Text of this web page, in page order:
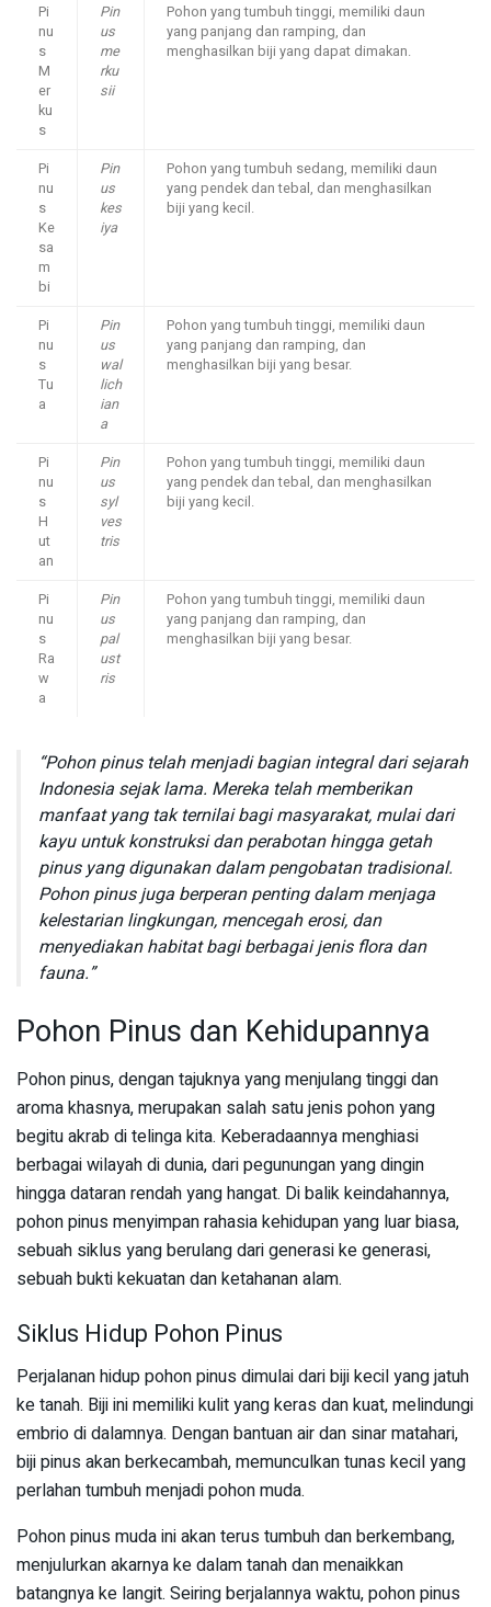
Pi
nu
s
M
er
ku
s
Pin
us
me
rku
sii
Pohon yang tumbuh tinggi, memiliki daun
yang panjang dan ramping, dan
menghasilkan biji yang dapat dimakan.
Pi
nu
s
Ke
sa
m
bi
Pin
us
kes
iya
Pohon yang tumbuh sedang, memiliki daun
yang pendek dan tebal, dan menghasilkan
biji yang kecil.
Pi
nu
s
Tu
a
Pin
us
wal
lich
ian
a
Pohon yang tumbuh tinggi, memiliki daun
yang panjang dan ramping, dan
menghasilkan biji yang besar.
Pi
nu
s
H
ut
an
Pin
us
syl
ves
tris
Pohon yang tumbuh tinggi, memiliki daun
yang pendek dan tebal, dan menghasilkan
biji yang kecil.
Pi
nu
s
Ra
w
a
Pin
us
pal
ust
ris
Pohon yang tumbuh tinggi, memiliki daun
yang panjang dan ramping, dan
menghasilkan biji yang besar.
“Pohon pinus telah menjadi bagian integral dari sejarah
Indonesia sejak lama. Mereka telah memberikan
manfaat yang tak ternilai bagi masyarakat, mulai dari
kayu untuk konstruksi dan perabotan hingga getah
pinus yang digunakan dalam pengobatan tradisional.
Pohon pinus juga berperan penting dalam menjaga
kelestarian lingkungan, mencegah erosi, dan
menyediakan habitat bagi berbagai jenis flora dan
fauna.”
Pohon Pinus dan Kehidupannya
Pohon pinus, dengan tajuknya yang menjulang tinggi dan
aroma khasnya, merupakan salah satu jenis pohon yang
begitu akrab di telinga kita. Keberadaannya menghiasi
berbagai wilayah di dunia, dari pegunungan yang dingin
hingga dataran rendah yang hangat. Di balik keindahannya,
pohon pinus menyimpan rahasia kehidupan yang luar biasa,
sebuah siklus yang berulang dari generasi ke generasi,
sebuah bukti kekuatan dan ketahanan alam.
Siklus Hidup Pohon Pinus
Perjalanan hidup pohon pinus dimulai dari biji kecil yang jatuh
ke tanah. Biji ini memiliki kulit yang keras dan kuat, melindungi
embrio di dalamnya. Dengan bantuan air dan sinar matahari,
biji pinus akan berkecambah, memunculkan tunas kecil yang
perlahan tumbuh menjadi pohon muda.
Pohon pinus muda ini akan terus tumbuh dan berkembang,
menjulurkan akarnya ke dalam tanah dan menaikkan
batangnya ke langit. Seiring berjalannya waktu, pohon pinus